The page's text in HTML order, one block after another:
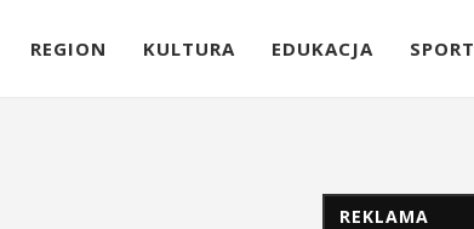
REGION KULTURA EDUKACJA SPORT
REKLAMA